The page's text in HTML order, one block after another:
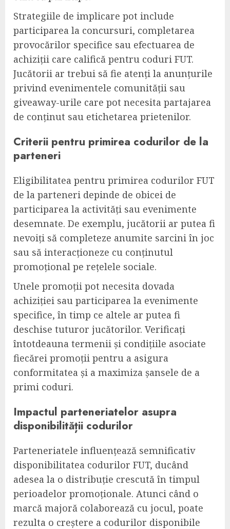
Strategiile de implicare pot include
participarea la concursuri, completarea
provocărilor specifice sau efectuarea de
achiziții care califică pentru coduri FUT.
Jucătorii ar trebui să fie atenți la anunțurile
privind evenimentele comunității sau
giveaway-urile care pot necesita partajarea
de conținut sau etichetarea prietenilor.
Criterii pentru primirea codurilor de la
parteneri
Eligibilitatea pentru primirea codurilor FUT
de la parteneri depinde de obicei de
participarea la activități sau evenimente
desemnate. De exemplu, jucătorii ar putea fi
nevoiți să completeze anumite sarcini în joc
sau să interacționeze cu conținutul
promoțional pe rețelele sociale.
Unele promoții pot necesita dovada
achiziției sau participarea la evenimente
specifice, în timp ce altele ar putea fi
deschise tuturor jucătorilor. Verificați
întotdeauna termenii și condițiile asociate
fiecărei promoții pentru a asigura
conformitatea și a maximiza șansele de a
primi coduri.
Impactul parteneriatelor asupra
disponibilității codurilor
Parteneriatele influențează semnificativ
disponibilitatea codurilor FUT, ducând
adesea la o distribuție crescută în timpul
perioadelor promoționale. Atunci când o
marcă majoră colaborează cu jocul, poate
rezulta o creștere a codurilor disponibile